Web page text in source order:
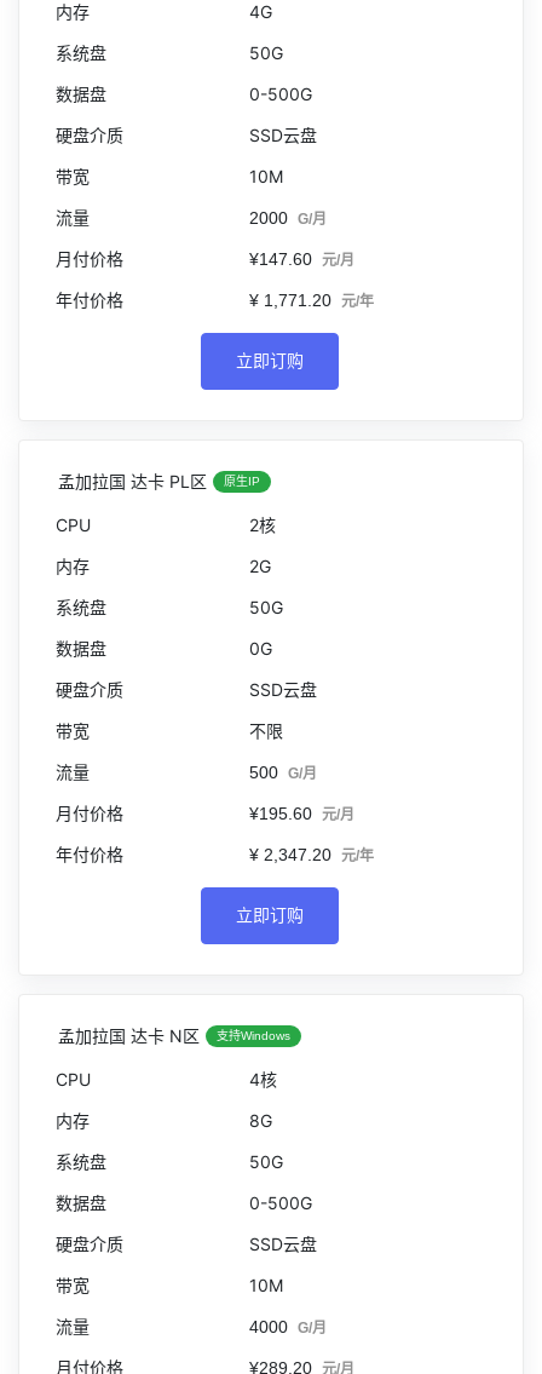
4G
50G
0-500G
SSD云盘
10M
2000 G/月
¥147.60 元/月
¥ 1,771.20 元/年
立即订购
孟加拉国 达卡 PL区 原生IP
2核
2G
50G
0G
SSD云盘
不限
500 G/月
¥195.60 元/月
¥ 2,347.20 元/年
立即订购
孟加拉国 达卡 N区 支持Windows
4核
8G
50G
0-500G
SSD云盘
10M
4000 G/月
¥289.20 元/月